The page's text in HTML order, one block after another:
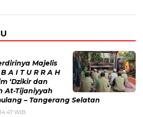
Majelis
A I T U R R A H
‘Dzikir dan
At-Tijaniyyah
– Tangerang Selatan
WIB